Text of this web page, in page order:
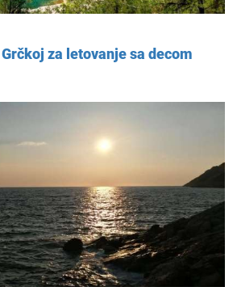
za letovanje sa decom